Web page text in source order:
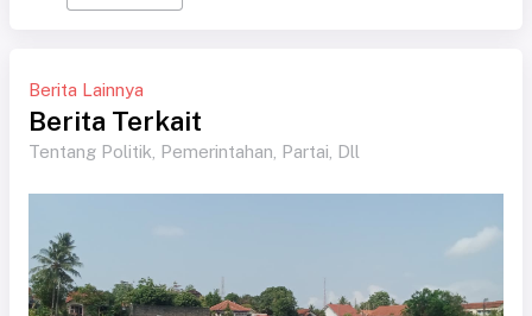
Berita Lainnya
Berita Terkait
Tentang Politik, Pemerintahan, Partai, Dll